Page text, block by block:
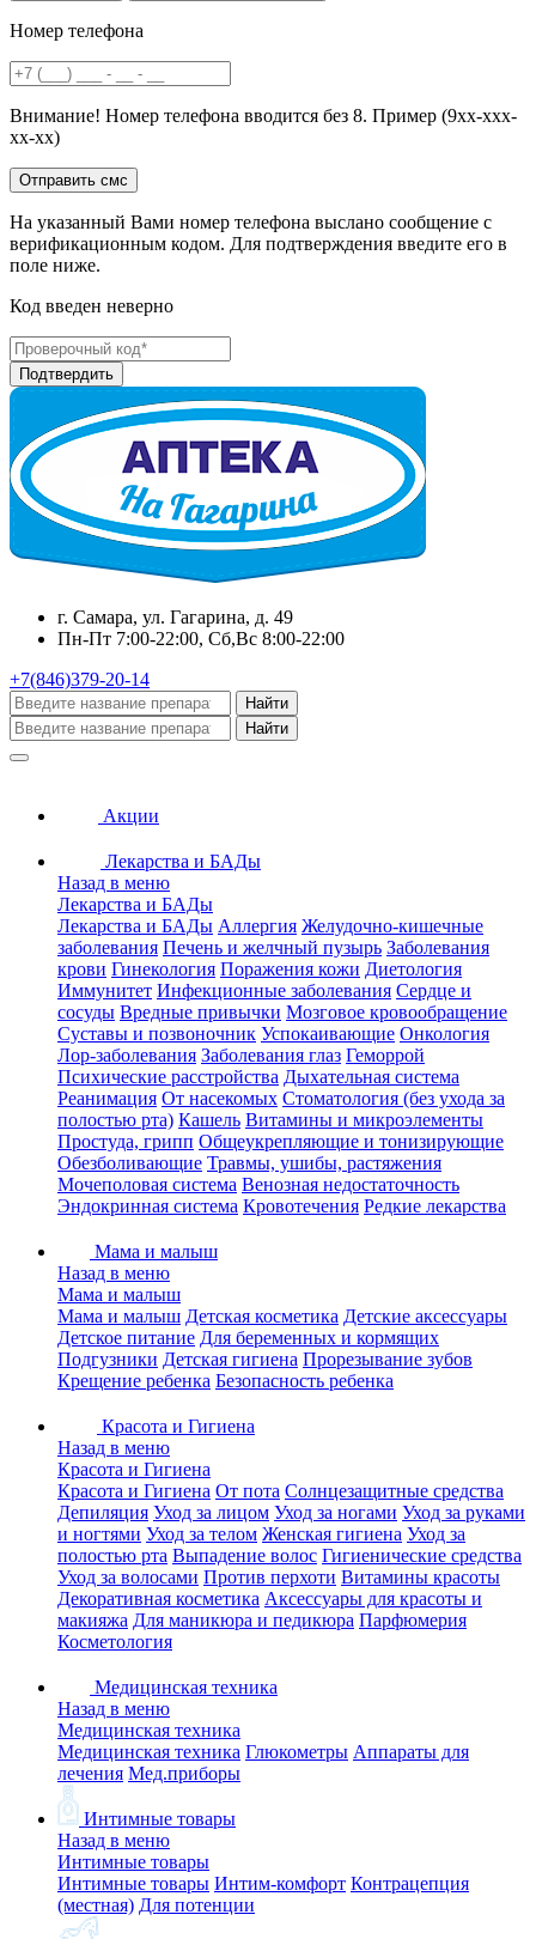
Номер телефона
Внимание! Номер телефона вводится без 8. Пример (9хх-ххх-
хх-хх)
На указанный Вами номер телефона выслано сообщение с
верификационным кодом. Для подтверждения введите его в
поле ниже.
Код введен неверно
г. Самара, ул. Гагарина, д. 49
Пн-Пт 7:00-22:00, Сб,Вс 8:00-22:00
+7(846)379-20-14
Найти
Найти
Акции
Лекарства и БАДы
Назад в меню
Лекарства и БАДы
Лекарства и БАДы Аллергия Желудочно-кишечные
заболевания Печень и желчный пузырь Заболевания
крови Гинекология Поражения кожи Диетология
Иммунитет Инфекционные заболевания Сердце и
сосуды Вредные привычки Мозговое кровообращение
Суставы и позвоночник Успокаивающие Онкология
Лор-заболевания Заболевания глаз Геморрой
Психические расстройства Дыхательная система
Реанимация От насекомых Стоматология (без ухода за
полостью рта) Кашель Витамины и микроэлементы
Простуда, грипп Общеукрепляющие и тонизирующие
Обезболивающие Травмы, ушибы, растяжения
Мочеполовая система Венозная недостаточность
Эндокринная система Кровотечения Редкие лекарства
Мама и малыш
Назад в меню
Мама и малыш
Мама и малыш Детская косметика Детские аксессуары
Детское питание Для беременных и кормящих
Подгузники Детская гигиена Прорезывание зубов
Крещение ребенка Безопасность ребенка
Красота и Гигиена
Назад в меню
Красота и Гигиена
Красота и Гигиена От пота Солнцезащитные средства
Депиляция Уход за лицом Уход за ногами Уход за руками
и ногтями Уход за телом Женская гигиена Уход за
полостью рта Выпадение волос Гигиенические средства
Уход за волосами Против перхоти Витамины красоты
Декоративная косметика Аксессуары для красоты и
макияжа Для маникюра и педикюра Парфюмерия
Косметология
Медицинская техника
Назад в меню
Медицинская техника
Медицинская техника Глюкометры Аппараты для
лечения Мед.приборы
Интимные товары
Назад в меню
Интимные товары
Интимные товары Интим-комфорт Контрацепция
(местная) Для потенции